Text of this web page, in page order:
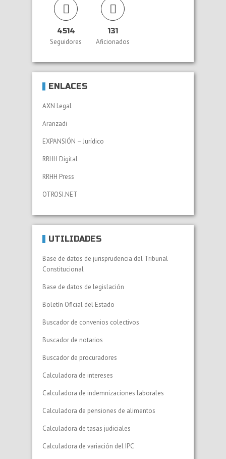
4514
Seguidores
131
Aficionados
ENLACES
AXN Legal
Aranzadi
EXPANSIÓN – Jurídico
RRHH Digital
RRHH Press
OTROSI.NET
UTILIDADES
Base de datos de jurisprudencia del Tribunal
Constitucional
Base de datos de legislación
Boletín Oficial del Estado
Buscador de convenios colectivos
Buscador de notarios
Buscador de procuradores
Calculadora de intereses
Calculadora de indemnizaciones laborales
Calculadora de pensiones de alimentos
Calculadora de tasas judiciales
Calculadora de variación del IPC